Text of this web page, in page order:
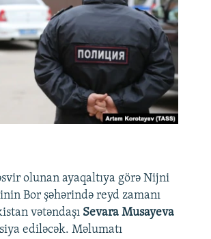
olunan ayaqaltıya görə Nijni
Bor şəhərində reyd zamanı
vətəndaşı Sevara Musayeva
ediləcək. Məlumatı